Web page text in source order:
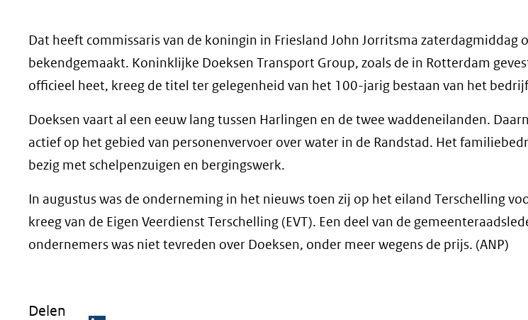
Dat heeft commissaris van de koningin in Friesland John Jorritsma zaterdagmiddag
bekendgemaakt. Koninklijke Doeksen Transport Group, zoals de in Rotterdam
officieel heet, kreeg de titel ter gelegenheid van het 100-jarig bestaan van het
Doeksen vaart al een eeuw lang tussen Harlingen en de twee waddeneilanden.
actief op het gebied van personenvervoer over water in de Randstad. Het
bezig met schelpenzuigen en bergingswerk.
In augustus was de onderneming in het nieuws toen zij op het eiland Terschelling
kreeg van de Eigen Veerdienst Terschelling (EVT). Een deel van de
ondernemers was niet tevreden over Doeksen, onder meer wegens de prijs. (ANP)
Delen